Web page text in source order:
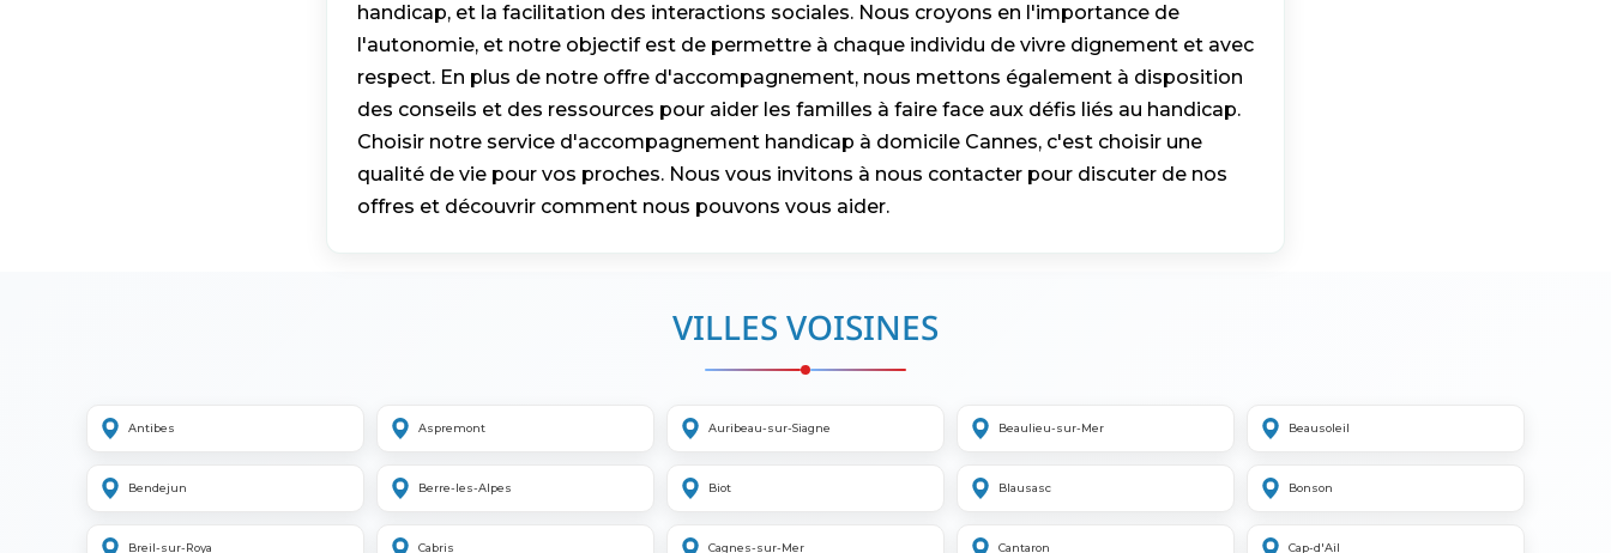
handicap, et la facilitation des interactions sociales. Nous croyons en l'importance de
l'autonomie, et notre objectif est de permettre à chaque individu de vivre dignement et avec
respect. En plus de notre offre d'accompagnement, nous mettons également à disposition
des conseils et des ressources pour aider les familles à faire face aux défis liés au handicap.
Choisir notre service d'accompagnement handicap à domicile Cannes, c'est choisir une
qualité de vie pour vos proches. Nous vous invitons à nous contacter pour discuter de nos
offres et découvrir comment nous pouvons vous aider.
VILLES VOISINES
Antibes Aspremont Auribeau-sur-Siagne Beaulieu-sur-Mer Beausoleil
Bendejun Berre-les-Alpes Biot Blausasc Bonson
Breil-sur-Roya Cabris Cagnes-sur-Mer Cantaron Cap-d'Ail